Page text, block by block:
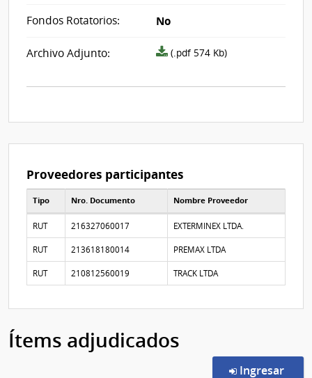
Fondos Rotatorios: No
Archivo Adjunto:
Archivo
acta_1340422.pdf
(.pdf 574 Kb)
Proveedores participantes
Tipo Nro. Documento Nombre Proveedor
RUT 216327060017 EXTERMINEX LTDA.
RUT 213618180014 PREMAX LTDA
RUT 210812560019 TRACK LTDA
Ítems adjudicados
Ingresar